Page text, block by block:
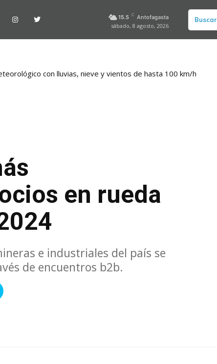
15.5 C Antofagasta
sábado, 8 agosto, 2026
Buscar
con lluvias, nieve y vientos de hasta 100 km/h
en rueda
e industriales del país se
de encuentros b2b.